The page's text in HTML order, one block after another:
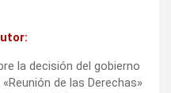
la decisión del gobierno
de las Derechas»